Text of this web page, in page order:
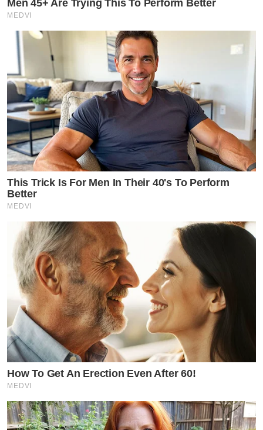
Men 45+ Are Trying This To Perform Better
MEDVI
This Trick Is For Men In Their 40's To Perform
Better
MEDVI
How To Get An Erection Even After 60!
MEDVI